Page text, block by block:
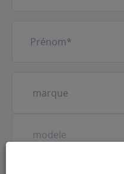
véhicule(Nécessaire)